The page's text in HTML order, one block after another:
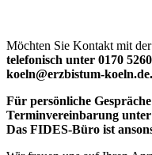
Möchten Sie Kontakt mit
telefonisch unter 0170
koeln@erzbistum-koeln.de.
Für persönliche
Terminvereinbarung
Das FIDES-Büro ist